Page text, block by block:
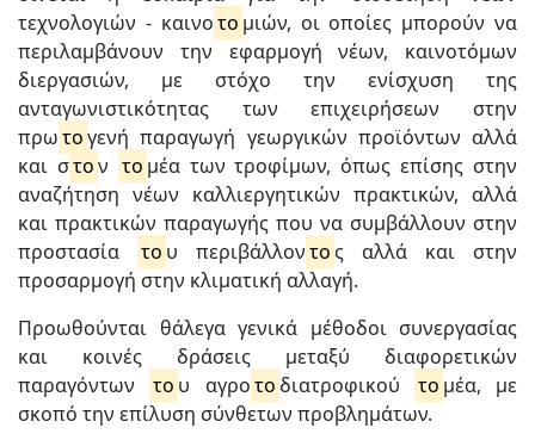
τεχνολογιών - καινοτο μιών, οι οποίες μπορούν να
περιλαμβάνουν την εφαρμογή νέων, καινοτόμων
διεργασιών, με στόχο την ενίσχυση της
ανταγωνιστικότητας των επιχειρήσεων στην
πρωτογενή παραγωγή γεωργικών προϊόντων αλλά
και στον το μέα των τροφίμων, όπως επίσης στην
αναζήτηση νέων καλλιεργητικών πρακτικών, αλλά
και πρακτικών παραγωγής που να συμβάλλουν στην
προστασία
το υ περιβάλλοντο ς αλλά και στην
προσαρμογή στην κλιματική αλλαγή.
Προωθούνται θάλεγα γενικά μέθοδοι συνεργασίας
και κοινές δράσεις μεταξύ διαφορετικών
παραγόντων
το υ αγροτο διατροφικού το μέα, με
σκοπό την επίλυση σύνθετων προβλημάτων.